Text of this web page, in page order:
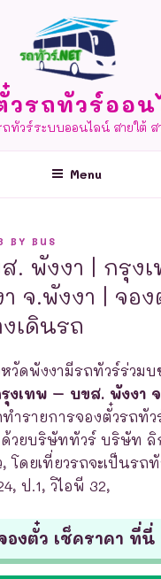
วรถทัวร์ออน
ทัวร์ระบบออนไลน์ สายใต้ ส
Menu
BY BUS
. พังงา | กรุง
จ.พังงา | จอง
เดินรถ
วัดพังงามีรถทัวร์ร่วมบ
งเทพ – บขส. พังงา
ำรายการจองตั๋วรถทัว
ด้วยบริษัททัวร์ บริษัท
โดยเที่ยวรถจะเป็นรถ
ป.1, วิไอพี 32,
องตั๋ว เช็คราคา ที่นี่